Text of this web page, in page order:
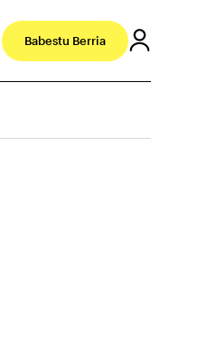
Babestu Berria